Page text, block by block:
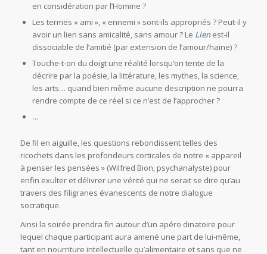
en considération par l’Homme ?
Les termes « ami », « ennemi » sont-ils appropriés ? Peut-il y
avoir un lien sans amicalité, sans amour ? Le Lienest-il
dissociable de l’amitié (par extension de l’amour/haine) ?
Touche-t-on du doigt une réalité lorsqu’on tente de la
décrire par la poésie, la littérature, les mythes, la science,
les arts… quand bien même aucune description ne pourra
rendre compte de ce réel si ce n’est de l’approcher ?
…
De fil en aiguille, les questions rebondissent telles des
ricochets dans les profondeurs corticales de notre « appareil
à penser les pensées » (Wilfred Bion, psychanalyste) pour
enfin exulter et délivrer une vérité qui ne serait se dire qu’au
travers des filigranes évanescents de notre dialogue
socratique.
Ainsi la soirée prendra fin autour d’un apéro dinatoire pour
lequel chaque participant aura amené une part de lui-même,
tant en nourriture intellectuelle qu’alimentaire et sans que ne